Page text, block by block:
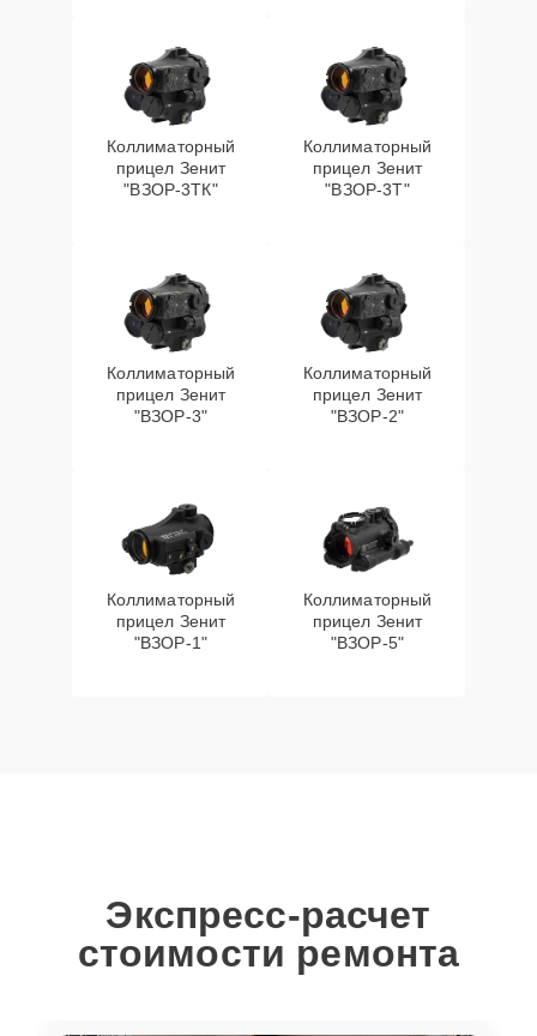
Коллиматорный
прицел Зенит
"ВЗОР-3ТК"
Коллиматорный
прицел Зенит
"ВЗОР-3Т"
Коллиматорный
прицел Зенит
"ВЗОР-3"
Коллиматорный
прицел Зенит
"ВЗОР-2"
Коллиматорный
прицел Зенит
"ВЗОР-1"
Коллиматорный
прицел Зенит
"ВЗОР-5"
Экспресс-расчет
стоимости ремонта